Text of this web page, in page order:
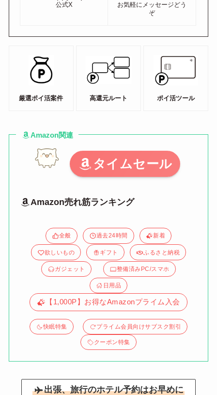
公式X
お気軽にメッセージどう
ぞ
厳選ポイ活案件 高還元ルート ポイ活ツール
Amazon関連
タイムセール
Amazon売れ筋ランキング
全般 過去24時間 新着
欲しいもの ギフト ふるさと納税
ガジェット 整備済みPC/スマホ
日用品
【1,000P】お得なAmazonプライム入会
快眠特集 プライム会員向けサブスク割引
クーポン特集
出張、旅行のホテル予約はお早めに